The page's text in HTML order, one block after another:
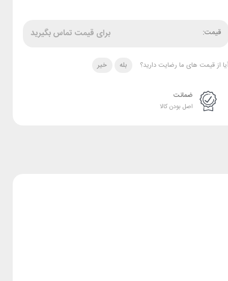
قیمت: برای قیمت تماس بگیرید
از قیمت های ما رضایت دارید؟ بله خیر
ضمانت
اصل بودن کالا